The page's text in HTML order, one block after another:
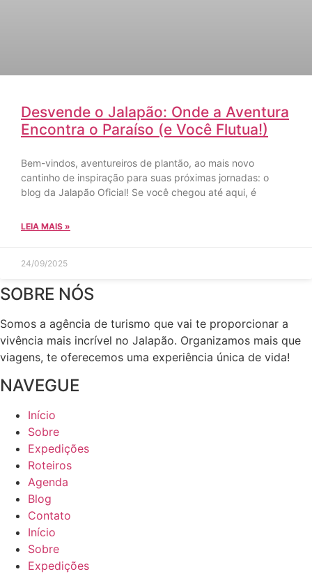
Desvende o Jalapão: Onde a Aventura
Encontra o Paraíso (e Você Flutua!)
Bem-vindos, aventureiros de plantão, ao mais novo
cantinho de inspiração para suas próximas jornadas: o
blog da Jalapão Oficial! Se você chegou até aqui, é
LEIA MAIS »
24/09/2025
SOBRE NÓS
Somos a agência de turismo que vai te proporcionar a
vivência mais incrível no Jalapão. Organizamos mais que
viagens, te oferecemos uma experiência única de vida!
NAVEGUE
Início
Sobre
Expedições
Roteiros
Agenda
Blog
Contato
Início
Sobre
Expedições